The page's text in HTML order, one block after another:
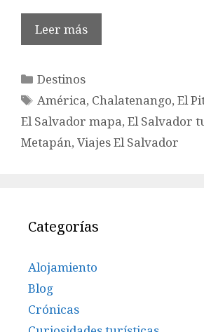
Leer más
Categorías
Destinos
Etiquetas
América, Chalatenango,El
El Salvador mapa, El Salvador
Metapán, Viajes El Salvador
Categorías
Alojamiento
Blog
Crónicas